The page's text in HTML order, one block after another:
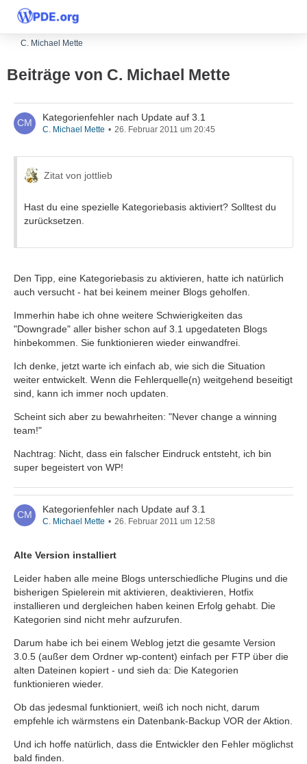
C. Michael Mette
Beiträge von C. Michael Mette
Kategorienfehler nach Update auf 3.1
C. Michael Mette 26. Februar 2011 um 20:45
Zitat von jottlieb
Hast du eine spezielle Kategoriebasis aktiviert? Solltest du
zurücksetzen.
Den Tipp, eine Kategoriebasis zu aktivieren, hatte ich natürlich
auch versucht - hat bei keinem meiner Blogs geholfen.
Immerhin habe ich ohne weitere Schwierigkeiten das
"Downgrade" aller bisher schon auf 3.1 upgedateten Blogs
hinbekommen. Sie funktionieren wieder einwandfrei.
Ich denke, jetzt warte ich einfach ab, wie sich die Situation
weiter entwickelt. Wenn die Fehlerquelle(n) weitgehend beseitigt
sind, kann ich immer noch updaten.
Scheint sich aber zu bewahrheiten: "Never change a winning
team!"
Nachtrag: Nicht, dass ein falscher Eindruck entsteht, ich bin
super begeistert von WP!
Kategorienfehler nach Update auf 3.1
C. Michael Mette 26. Februar 2011 um 12:58
Alte Version installiert
Leider haben alle meine Blogs unterschiedliche Plugins und die
bisherigen Spielerein mit aktivieren, deaktivieren, Hotfix
installieren und dergleichen haben keinen Erfolg gehabt. Die
Kategorien sind nicht mehr aufzurufen.
Darum habe ich bei einem Weblog jetzt die gesamte Version
3.0.5 (außer dem Ordner wp-content) einfach per FTP über die
alten Dateinen kopiert - und sieh da: Die Kategorien
funktionieren wieder.
Ob das jedesmal funktioniert, weiß ich noch nicht, darum
empfehle ich wärmstens ein Datenbank-Backup VOR der Aktion.
Und ich hoffe natürlich, dass die Entwickler den Fehler möglichst
bald finden.